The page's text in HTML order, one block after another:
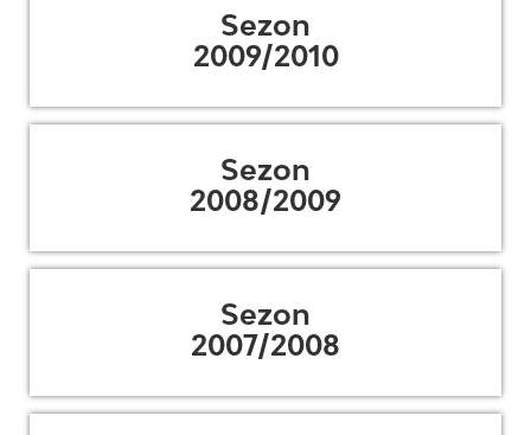
Sezon
2009/2010
Sezon
2008/2009
Sezon
2007/2008